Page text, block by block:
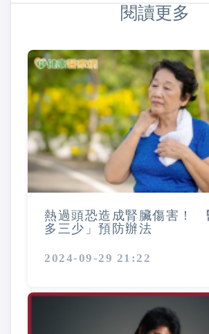
閱讀更多
熱過頭恐造成腎臟傷害！
多三少」預防辦法
2024-09-29 21:22